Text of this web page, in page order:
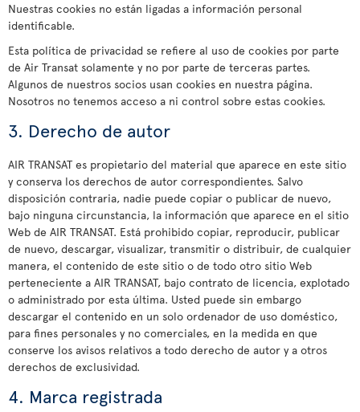
Nuestras cookies no están ligadas a información personal
identificable.
Esta política de privacidad se refiere al uso de cookies por parte
de Air Transat solamente y no por parte de terceras partes.
Algunos de nuestros socios usan cookies en nuestra página.
Nosotros no tenemos acceso a ni control sobre estas cookies.
3. Derecho de autor
AIR TRANSAT es propietario del material que aparece en este sitio
y conserva los derechos de autor correspondientes. Salvo
disposición contraria, nadie puede copiar o publicar de nuevo,
bajo ninguna circunstancia, la información que aparece en el sitio
Web de AIR TRANSAT. Está prohibido copiar, reproducir, publicar
de nuevo, descargar, visualizar, transmitir o distribuir, de cualquier
manera, el contenido de este sitio o de todo otro sitio Web
perteneciente a AIR TRANSAT, bajo contrato de licencia, explotado
o administrado por esta última. Usted puede sin embargo
descargar el contenido en un solo ordenador de uso doméstico,
para fines personales y no comerciales, en la medida en que
conserve los avisos relativos a todo derecho de autor y a otros
derechos de exclusividad.
4. Marca registrada